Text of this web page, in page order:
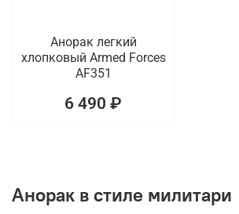
Анорак легкий
хлопковый Armed Forces
AF351
6 490 ₽
Анорак в стиле милитари